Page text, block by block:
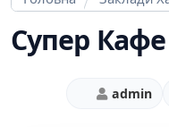
Супер Кафе
admin